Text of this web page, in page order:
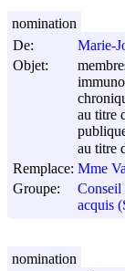
De:
Marie-
Objet:
au titre
au titre
Remplace: Mme
Groupe:
Conseil
acquis
nomination
nomination